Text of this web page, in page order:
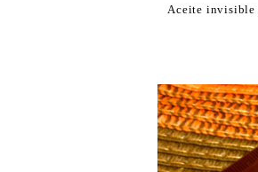
Aceite invisible